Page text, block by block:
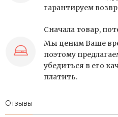
гарантируем
Сначала товар,
Мы ценим Ваше
поэтому
убедиться в его
платить.
Отзывы